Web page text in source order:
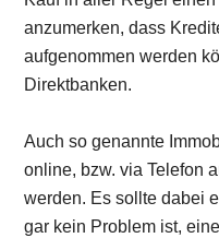
anzumerken, dass
aufgenommen werden
Direktbanken.
Auch so genannte
online, bzw. via Telefon
werden. Es sollte dabei
gar kein Problem ist,